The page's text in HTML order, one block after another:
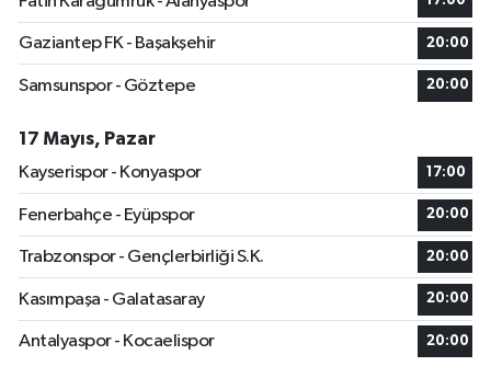
Gaziantep FK - Başakşehir 20:00
Samsunspor - Göztepe 20:00
17 Mayıs, Pazar
Kayserispor - Konyaspor
17:00
Fenerbahçe - Eyüpspor 20:00
Trabzonspor - Gençlerbirliği S.K. 20:00
Kasımpaşa - Galatasaray 20:00
Antalyaspor - Kocaelispor 20:00